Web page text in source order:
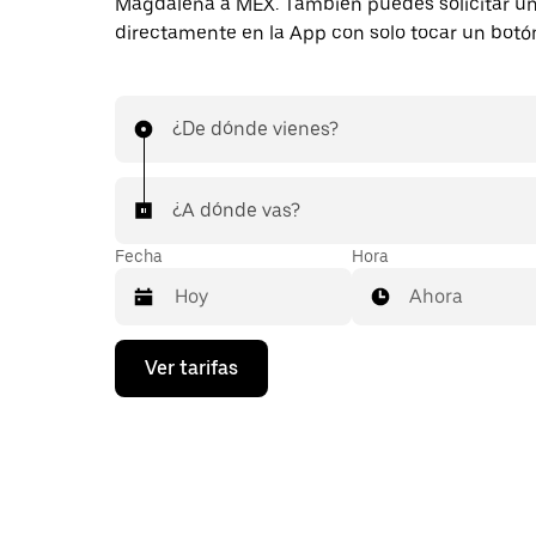
directamente en la App con solo tocar un
¿De dónde vienes?
¿A dónde vas?
Fecha
Presiona
flecha
Hora
Ahora
Ver tarifas